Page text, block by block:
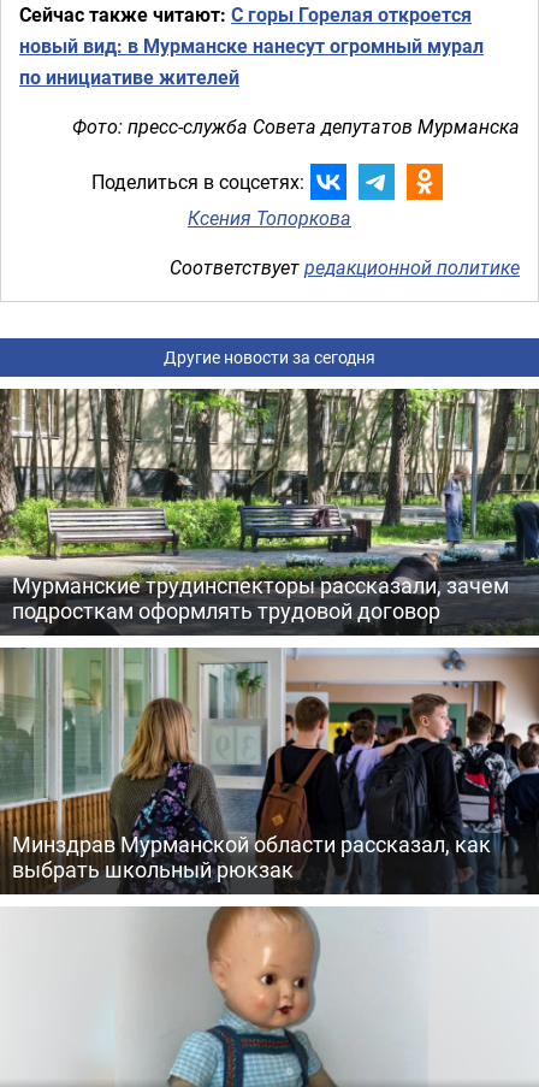
Сейчас также читают: С горы Горелая откроется
новый вид: в Мурманске нанесут огромный мурал
по инициативе жителей
Фото: пресс-служба Совета депутатов Мурманска
Поделиться в соцсетях:
Ксения Топоркова
Соответствуетредакционной политике
Другие новости за сегодня
Мурманские трудинспекторы рассказали, зачем
подросткам оформлять трудовой договор
Минздрав Мурманской области рассказал, как
выбрать школьный рюкзак